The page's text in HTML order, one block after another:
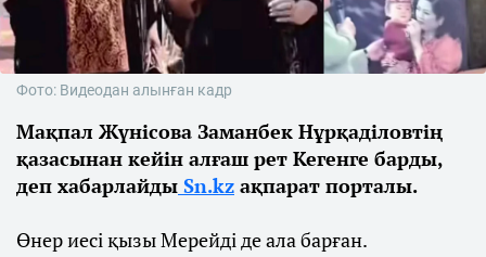
Фото: Видеодан алынған кадр
Мақпал Жүнісова Заманбек Нұрқаділовтің
қазасынан кейін алғаш рет Кегенге барды,
деп хабарлайды Sn.kz ақпарат порталы.
Өнер иесі қызы Мерейді де ала барған.